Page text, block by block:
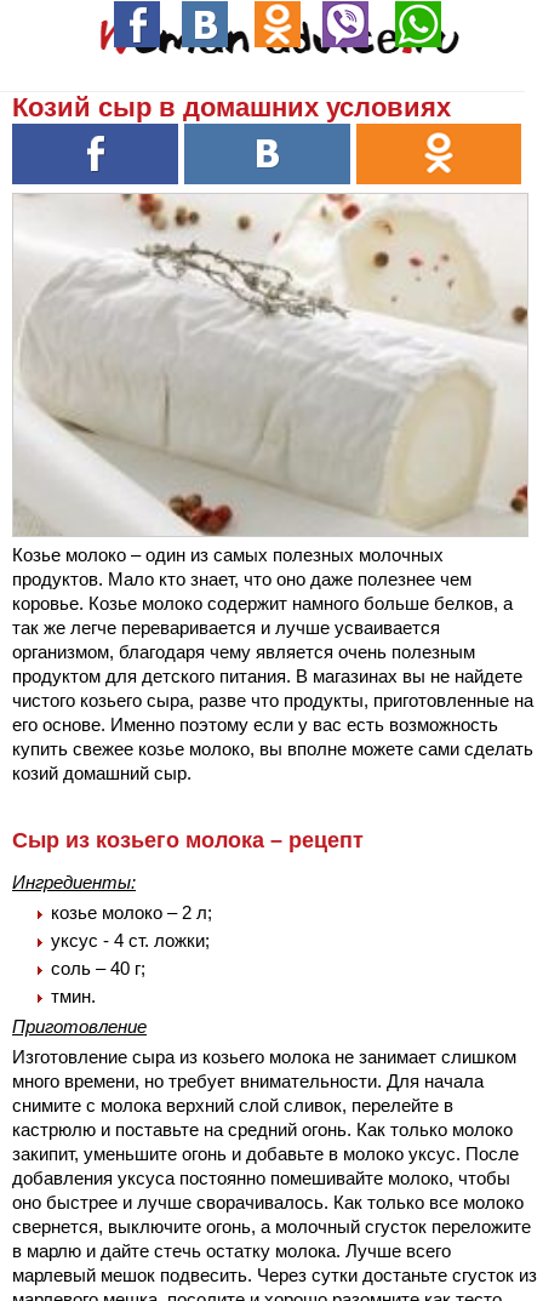
Козий сыр в домашних условиях
Козье молоко – один из самых полезных молочных
продуктов. Мало кто знает, что оно даже полезнее чем
коровье. Козье молоко содержит намного больше белков, а
так же легче переваривается и лучше усваивается
организмом, благодаря чему является очень полезным
продуктом для детского питания. В магазинах вы не найдете
чистого козьего сыра, разве что продукты, приготовленные на
его основе. Именно поэтому если у вас есть возможность
купить свежее козье молоко, вы вполне можете сами сделать
козий домашний сыр.
Сыр из козьего молока – рецепт
Ингредиенты:
козье молоко – 2 л;
уксус - 4 ст. ложки;
соль – 40 г;
тмин.
Приготовление
Изготовление сыра из козьего молока не занимает слишком
много времени, но требует внимательности. Для начала
снимите с молока верхний слой сливок, перелейте в
кастрюлю и поставьте на средний огонь. Как только молоко
закипит, уменьшите огонь и добавьте в молоко уксус. После
добавления уксуса постоянно помешивайте молоко, чтобы
оно быстрее и лучше сворачивалось. Как только все молоко
свернется, выключите огонь, а молочный сгусток переложите
в марлю и дайте стечь остатку молока. Лучше всего
марлевый мешок подвесить. Через сутки достаньте сгусток из